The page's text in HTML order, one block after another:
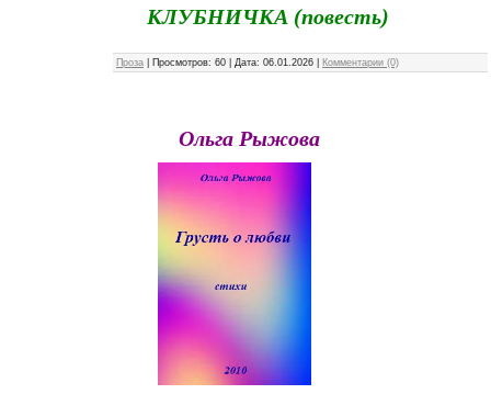
КЛУБНИЧКА (повесть)
Проза Просмотров: 60 Дата: 06.01.2026 Комментарии (0)
Ольга Рыжова